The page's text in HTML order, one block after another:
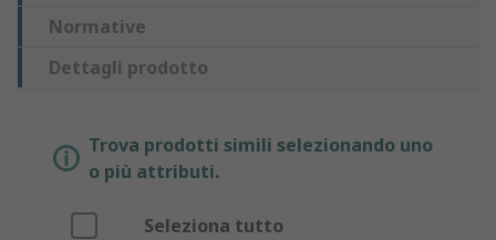
Normative
Dettagli prodotto
Trova prodotti simili selezionando uno
o più attributi.
Seleziona tutto